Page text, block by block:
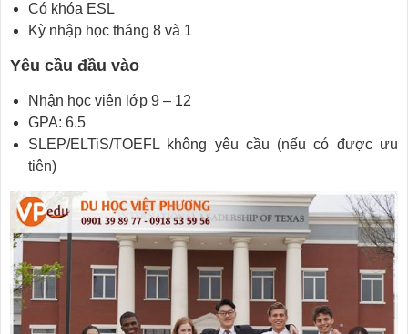
Có khóa ESL
Kỳ nhập học tháng 8 và 1
Yêu cầu đầu vào
Nhận học viên lớp 9 – 12
GPA: 6.5
SLEP/ELTiS/TOEFL không yêu cầu (nếu có được ưu
tiên)